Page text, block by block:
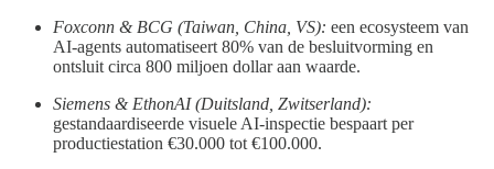
Foxconn & BCG (Taiwan, China, VS): een ecosysteem van
AI-agents automatiseert 80% van de besluitvorming en
ontsluit circa 800 miljoen dollar aan waarde.
Siemens & EthonAI (Duitsland, Zwitserland):
gestandaardiseerde visuele AI-inspectie bespaart per
productiestation €30.000 tot €100.000.